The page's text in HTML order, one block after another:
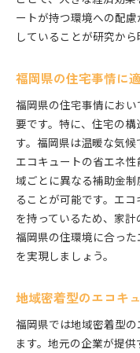
ートが持つ環境への配
していることが研究から
福岡県の住宅事情に
福岡県の住宅事情にお
要です。特に、住宅の
す。福岡県は温暖な気候
エコキュートの省エネ
域ごとに異なる補助金
ることが可能です。エ
を持っているため、家計
福岡県の住環境に合っ
を実現しましょう。
地域密着型のエコキ
福岡県では地域密着型
ます。地元の企業が提